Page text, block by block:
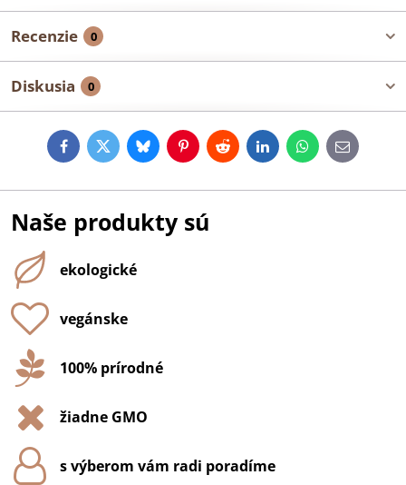
Recenzie 0
Diskusia 0
FacebookTwitterBlueskyPinterestRedditLinkedInWhatsApp
E-
mail
Naše produkty sú
ekologické
vegánske
100% prírodné
žiadne GMO
s výberom vám radi poradíme